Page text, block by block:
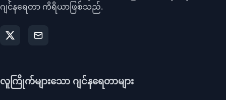
ဂျင်နရေတာ ကိရိယာဖြစ်သည်.
လူကြိုက်များသော ဂျင်နရေတာများ